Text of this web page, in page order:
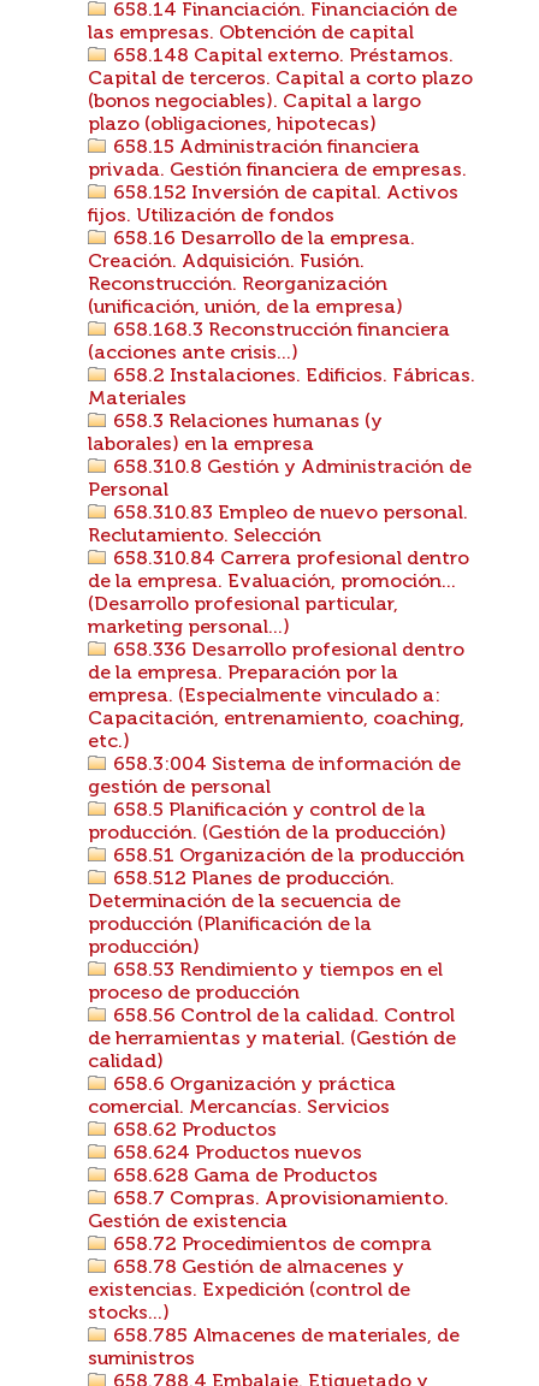
658.14 Financiación. Financiación de
las empresas. Obtención de capital
658.148 Capital externo. Préstamos.
Capital de terceros. Capital a corto plazo
(bonos negociables). Capital a largo
plazo (obligaciones, hipotecas)
658.15 Administración financiera
privada. Gestión financiera de empresas.
658.152 Inversión de capital. Activos
fijos. Utilización de fondos
658.16 Desarrollo de la empresa.
Creación. Adquisición. Fusión.
Reconstrucción. Reorganización
(unificación, unión, de la empresa)
658.168.3 Reconstrucción financiera
(acciones ante crisis...)
658.2 Instalaciones. Edificios. Fábricas.
Materiales
658.3 Relaciones humanas (y
laborales) en la empresa
658.310.8 Gestión y Administración de
Personal
658.310.83 Empleo de nuevo personal.
Reclutamiento. Selección
658.310.84 Carrera profesional dentro
de la empresa. Evaluación, promoción...
(Desarrollo profesional particular,
marketing personal...)
658.336 Desarrollo profesional dentro
de la empresa. Preparación por la
empresa. (Especialmente vinculado a:
Capacitación, entrenamiento, coaching,
etc.)
658.3:004 Sistema de información de
gestión de personal
658.5 Planificación y control de la
producción. (Gestión de la producción)
658.51 Organización de la producción
658.512 Planes de producción.
Determinación de la secuencia de
producción (Planificación de la
producción)
658.53 Rendimiento y tiempos en el
proceso de producción
658.56 Control de la calidad. Control
de herramientas y material. (Gestión de
calidad)
658.6 Organización y práctica
comercial. Mercancías. Servicios
658.62 Productos
658.624 Productos nuevos
658.628 Gama de Productos
658.7 Compras. Aprovisionamiento.
Gestión de existencia
658.72 Procedimientos de compra
658.78 Gestión de almacenes y
existencias. Expedición (control de
stocks...)
658.785 Almacenes de materiales, de
suministros